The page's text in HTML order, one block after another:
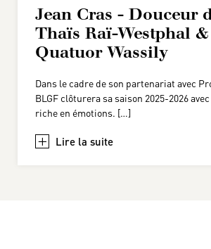
Jean Cras - Douceur
Thaïs Raï-Westphal
Quatuor Wassily
Dans le cadre de son partenariat avec
BLGF clôturera sa saison 2025-2026
riche en émotions. […]
+